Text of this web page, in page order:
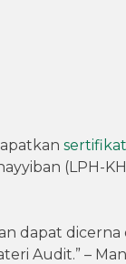
(LPH-
dapat dicerna
Audit.” –